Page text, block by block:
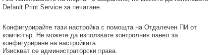
Default Print Service за печатане.
Конфигурирайте тази настройка с помощта на Отдалечен ПИ от
компютър. Не можете да използвате контролния панел за
конфигуриране на настройката.
Изискват се администраторски права.